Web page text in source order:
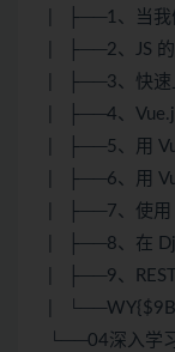
| ├──1、当我
| ├──2、JS
| ├──3、快速
| ├──4、
| ├──5、用
| ├──6、用
| ├──7、使用
| ├──8、在
| ├──9、
|
└──04深入学